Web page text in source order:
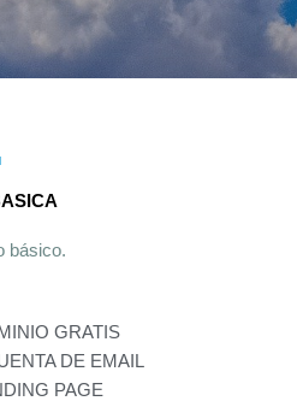
básico.
GRATIS
DE EMAIL
PAGE